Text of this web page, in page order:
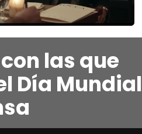
Loaded
100.00%
las que
Día Mundial